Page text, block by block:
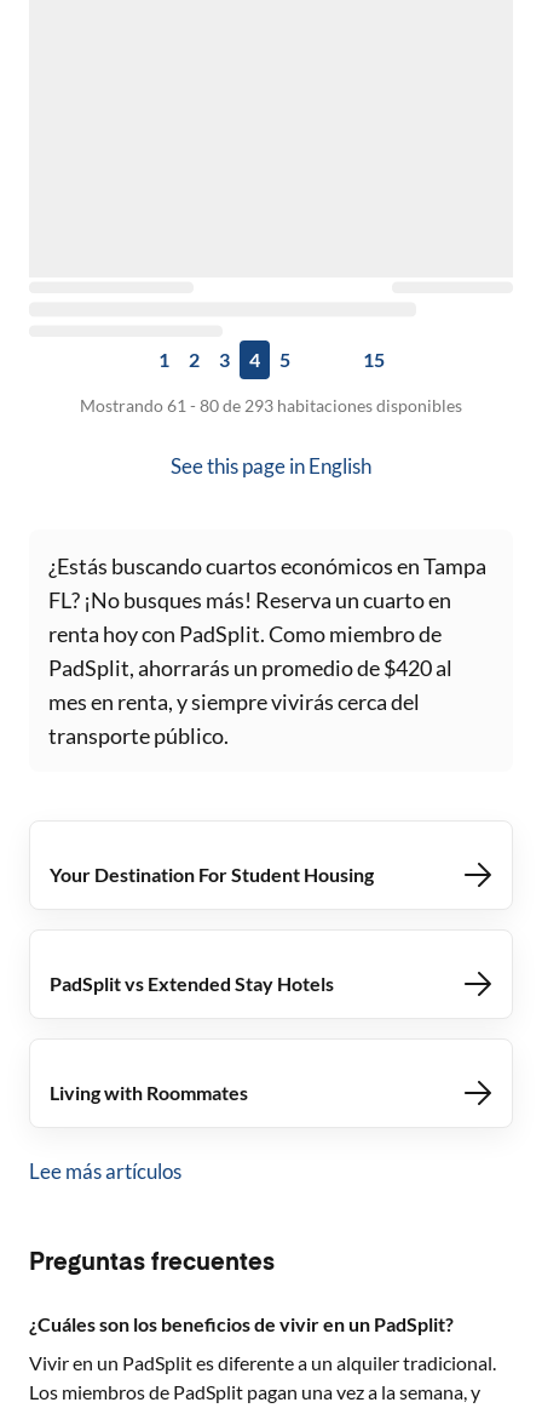
1 2 3 4 5 15
Mostrando 61 - 80 de 293 habitaciones disponibles
See this page inEnglish
¿Estás buscando cuartos económicos en Tampa
FL? ¡No busques más! Reserva un cuarto en
renta hoy con PadSplit. Como miembro de
PadSplit, ahorrarás un promedio de $420 al
mes en renta, y siempre vivirás cerca del
transporte público.
Your Destination For Student Housing
PadSplit vs Extended Stay Hotels
Living with Roommates
Lee más artículos
Preguntas frecuentes
¿Cuáles son los beneficios de vivir en un PadSplit?
Vivir en un PadSplit es diferente a un alquiler tradicional.
Los miembros de PadSplit pagan una vez a la semana, y